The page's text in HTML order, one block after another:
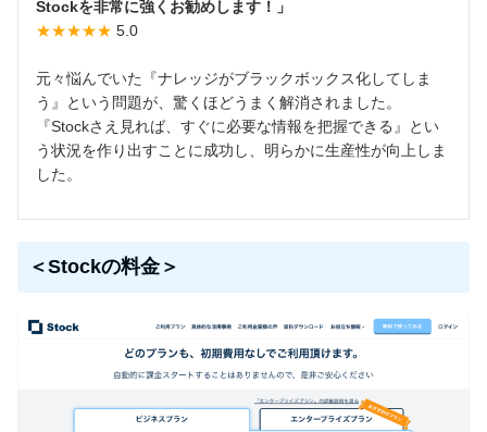
Stockを非常に強くお勧めします！」
★★★★★ 5.0
元々悩んでいた『ナレッジがブラックボックス化してしま
う』という問題が、驚くほどうまく解消されました。
『Stockさえ見れば、すぐに必要な情報を把握できる』とい
う状況を作り出すことに成功し、明らかに生産性が向上しま
した。
＜Stockの料金＞